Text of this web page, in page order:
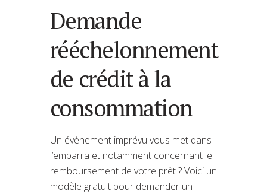
Demande
rééchelonnement
de crédit à la
consommation
Un évènement imprévu vous met dans
l’embarra et notamment concernant le
remboursement de votre prêt ? Voici un
modèle gratuit pour demander un